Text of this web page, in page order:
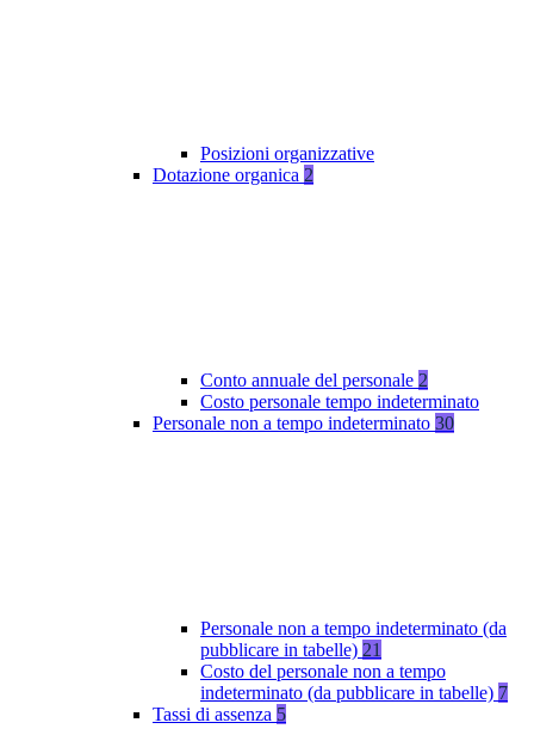
Posizioni organizzative
Dotazione organica 2
Conto annuale del personale 2
Costo personale tempo indeterminato
Personale non a tempo indeterminato 30
Personale non a tempo indeterminato (da
pubblicare in tabelle) 21
Costo del personale non a tempo
indeterminato (da pubblicare in tabelle) 7
Tassi di assenza 5